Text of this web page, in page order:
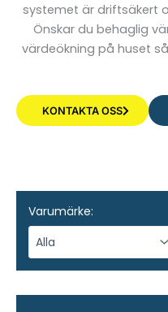
systemet är driftsäkert
Önskar du behaglig
värdeökning på huset
KONTAKTA OSS
Varumärke: